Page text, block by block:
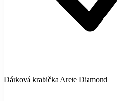
Dárková krabička Arete Diamond